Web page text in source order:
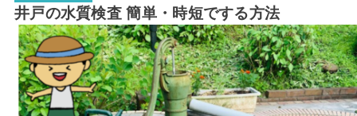
井戸の水質検査 簡単・時短でする方法